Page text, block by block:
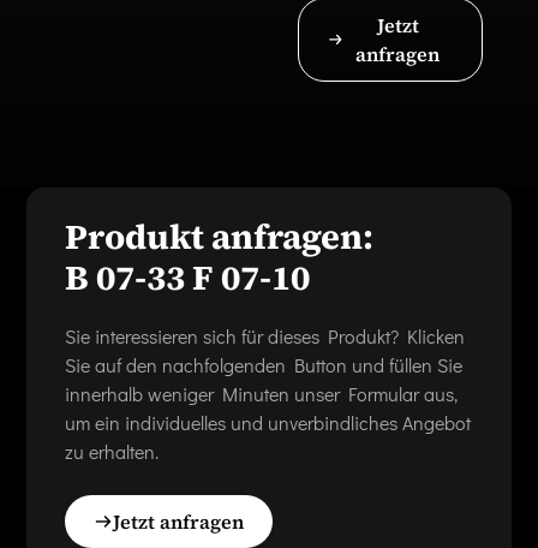
Jetzt
anfragen
Produkt anfragen:
B 07-33 F 07-10
Sie interessieren sich für dieses Produkt? Klicken
Sie auf den nachfolgenden Button und füllen Sie
innerhalb weniger Minuten unser Formular aus,
um ein individuelles und unverbindliches Angebot
zu erhalten.
Jetzt anfragen